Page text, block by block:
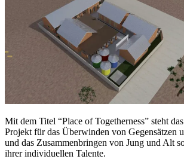
Mit dem Titel “Place of Togetherness” steht
Projekt für das Überwinden von Gegensätzen
und das Zusammenbringen von Jung und Alt
ihrer individuellen Talente.